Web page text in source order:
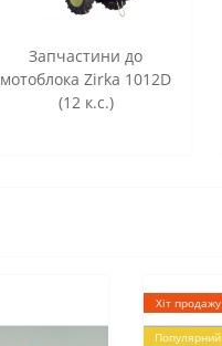
Запчастини до
мотоблока Zirka 1012D
(12 к.с.)
Хіт продажу
Популярний